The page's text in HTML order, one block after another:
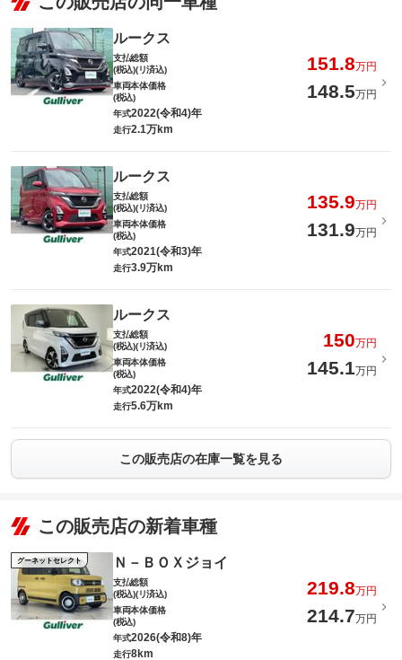
ルークス
支払総額
(税込)(リ済込)
151.8万円
車両本体価格
(税込)
148.5万円
年式2022(令和4)年
走行2.1万km
ルークス
支払総額
(税込)(リ済込)
135.9万円
車両本体価格
(税込)
131.9万円
年式2021(令和3)年
走行3.9万km
ルークス
支払総額
(税込)(リ済込)
150万円
車両本体価格
(税込)
145.1万円
年式2022(令和4)年
走行5.6万km
この販売店の在庫一覧を見る
この販売店の新着車種
グーネットセレクト Ｎ－ＢＯＸジョイ
支払総額
(税込)(リ済込)
219.8万円
車両本体価格
(税込)
214.7万円
年式2026(令和8)年
走行8km